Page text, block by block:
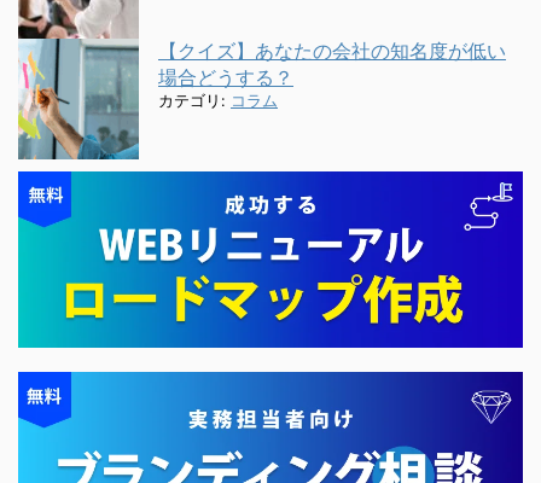
【クイズ】あなたの会社の知名度が低い
場合どうする？
カテゴリ: コラム